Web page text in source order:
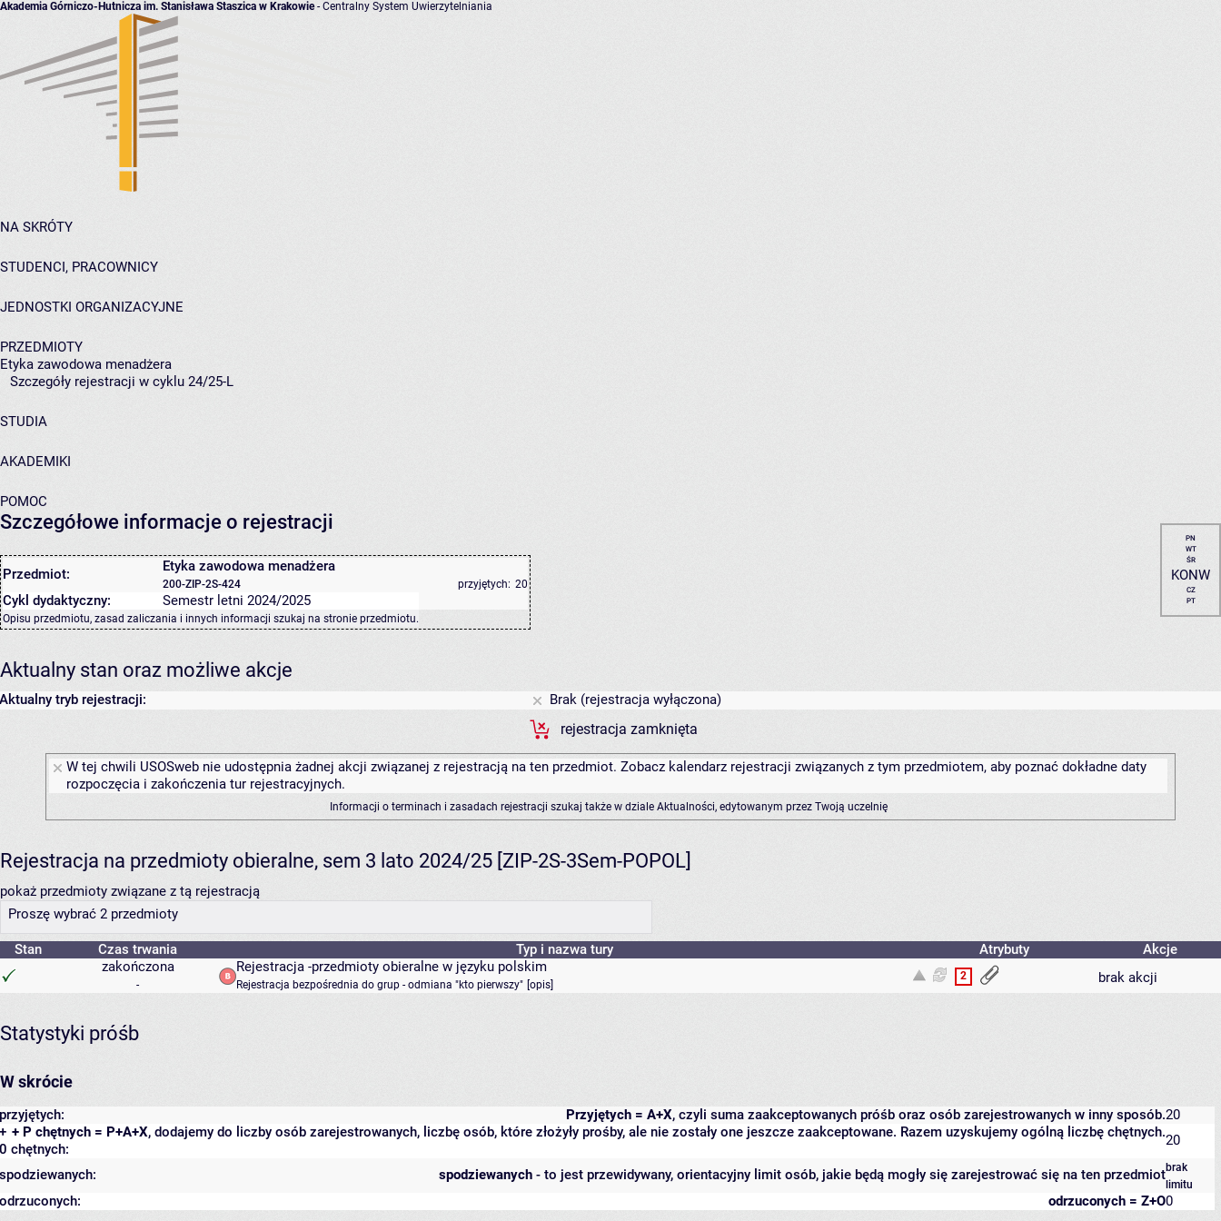
Akademia Górniczo-Hutnicza im. Stanisława Staszica w Krakowie- Centralny System Uwierzytelniania
NA SKRÓTY
STUDENCI, PRACOWNICY
JEDNOSTKI ORGANIZACYJNE
PRZEDMIOTY
Etyka zawodowa menadżera
Szczegóły rejestracji w cyklu 24/25-L
STUDIA
AKADEMIKI
POMOC
Szczegółowe informacje o rejestracji
Przedmiot: Etyka zawodowa menadżera
200-ZIP-2S-424 przyjętych: 20
Cykl dydaktyczny: Semestr letni 2024/2025
Opisu przedmiotu, zasad zaliczania i innych informacji szukaj na stronie przedmiotu.
PN
WT
ŚR
KONW
CZ
PT
Aktualny stan oraz możliwe akcje
Aktualny tryb rejestracji:
Brak (rejestracja wyłączona)
rejestracja zamknięta
W tej chwili USOSweb nie udostępnia żadnej akcji związanej z rejestracją na ten przedmiot. Zobacz kalendarz rejestracji związanych z tym przedmiotem, aby poznać dokładne daty
rozpoczęcia i zakończenia tur rejestracyjnych.
Informacji o terminach i zasadach rejestracji szukaj także w dziale Aktualności, edytowanym przez Twoją uczelnię
Rejestracja na przedmioty obieralne, sem 3 lato 2024/25 [ZIP-2S-3Sem-POPOL]
pokaż przedmioty związane z tą rejestracją
Proszę wybrać 2 przedmioty
Stan Czas trwania Typ i nazwa tury Atrybuty
Akcje
zakończona
-
Rejestracja -przedmioty obieralne w języku polskim
Rejestracja bezpośrednia do grup - odmiana "kto pierwszy" opis
2 brak akcji
Statystyki próśb
W skrócie
Przyjętych = A+X, czyli suma zaakceptowanych próśb oraz osób zarejestrowanych w inny sposób.
przyjętych:
20
+ P chętnych = P+A+X, dodajemy do liczby osób zarejestrowanych, liczbę osób, które złożyły prośby, ale nie zostały one jeszcze zaakceptowane. Razem uzyskujemy ogólną liczbę chętnych.
+
0 chętnych:
20
spodziewanych - to jest przewidywany, orientacyjny limit osób, jakie będą mogły się zarejestrować się na ten przedmiot
spodziewanych:
brak
limitu
odrzuconych = Z+O
odrzuconych: 0